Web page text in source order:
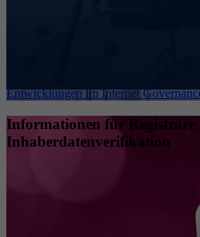
Entwicklungen im Internet
Informationen für Registrare
Inhaberdatenverifikation